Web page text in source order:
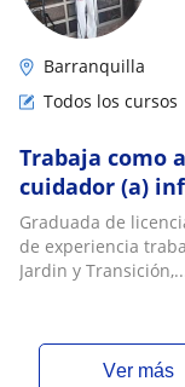
Barranquilla
Todos los cursos
Trabaja como
cuidador (a)
Graduada de
de experiencia
Jardin y
ver más